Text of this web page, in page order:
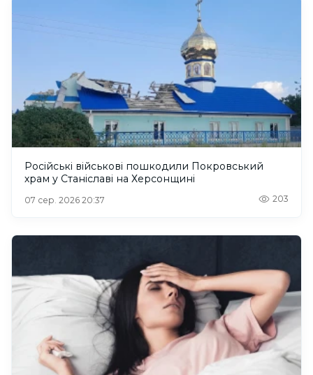
Російські військові пошкодили Покровський
храм у Станіславі на Херсонщині
07 сер. 2026 20:37 203